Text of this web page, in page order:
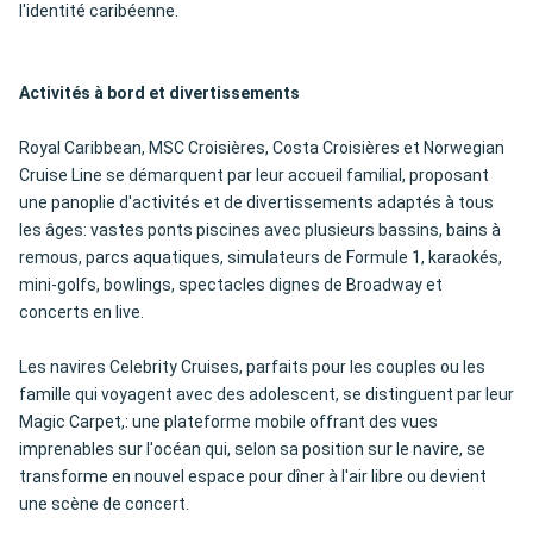
l'identité caribéenne.
Activités à bord et divertissements
Royal Caribbean, MSC Croisières, Costa Croisières et Norwegian
Cruise Line se démarquent par leur accueil familial, proposant
une panoplie d'activités et de divertissements adaptés à tous
les âges: vastes ponts piscines avec plusieurs bassins, bains à
remous, parcs aquatiques, simulateurs de Formule 1, karaokés,
mini-golfs, bowlings, spectacles dignes de Broadway et
concerts en live.
Les navires Celebrity Cruises, parfaits pour les couples ou les
famille qui voyagent avec des adolescent, se distinguent par leur
Magic Carpet,: une plateforme mobile offrant des vues
imprenables sur l'océan qui, selon sa position sur le navire, se
transforme en nouvel espace pour dîner à l'air libre ou devient
une scène de concert.